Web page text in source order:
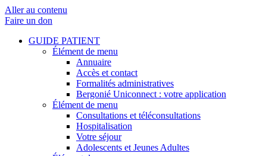
Aller au contenu
Faire un don
GUIDE PATIENT
Élément de menu
Annuaire
Accès et contact
Formalités administratives
Bergonié Uniconnect : votre application
Élément de menu
Consultations et téléconsultations
Hospitalisation
Votre séjour
Adolescents et Jeunes Adultes